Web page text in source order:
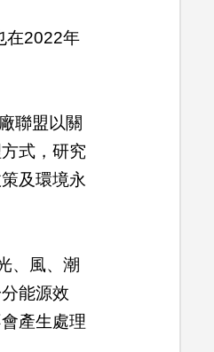
在2022年
聯盟以關
式，研究
及環境永
、風、潮
能源效
產生處理